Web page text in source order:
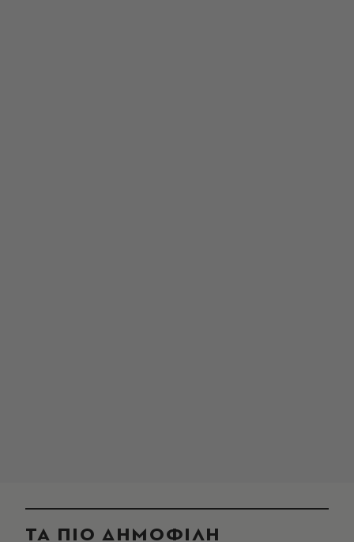
ΤΑ ΠΙΟ ΔΗΜΟΦΙΛΗ